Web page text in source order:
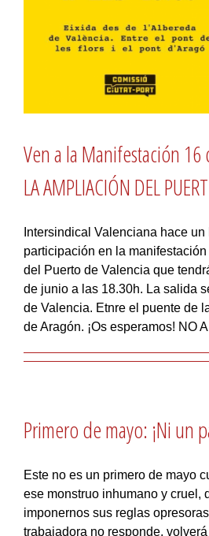
Ven a la Manifestación 16
LA AMPLIACIÓN DEL
Intersindical Valenciana hace
participación en la
del Puerto de Valencia que
de junio a las 18.30h. La salida
de Valencia. Etnre el puente de
de Aragón. ¡Os esperamos! NO
Primero de mayo: ¡Ni un
Este no es un primero de mayo
ese monstruo inhumano y cruel,
imponernos sus reglas
trabajadora no responde,